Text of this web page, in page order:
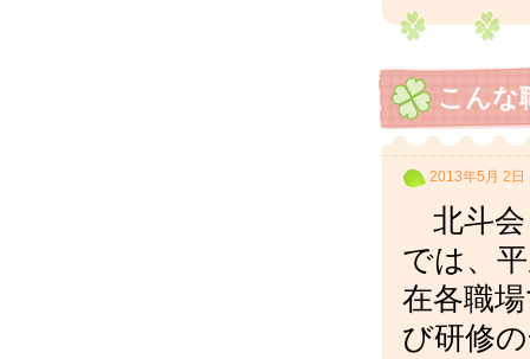
こんな
2013年5月 2日
北斗会
では、
在各職
び研修